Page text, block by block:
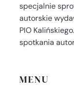
specjalnie
autorskie
PIO
spotkania
MENU